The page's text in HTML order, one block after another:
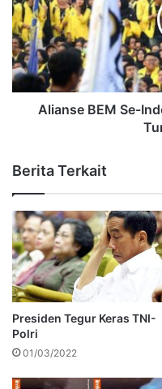
Alianse BEM Se-
Berita Terkait
Presiden Tegur Keras TNI-
Polri
01/03/2022